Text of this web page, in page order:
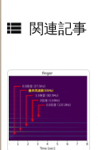
 関連記事